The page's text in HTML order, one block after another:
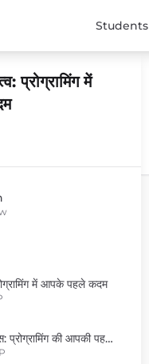
Students
प्रोग्रामिंग में
में आपके पहले कदम
Python बेसिक्स: प्रोग्रामिंग की आपकी पहली कदम